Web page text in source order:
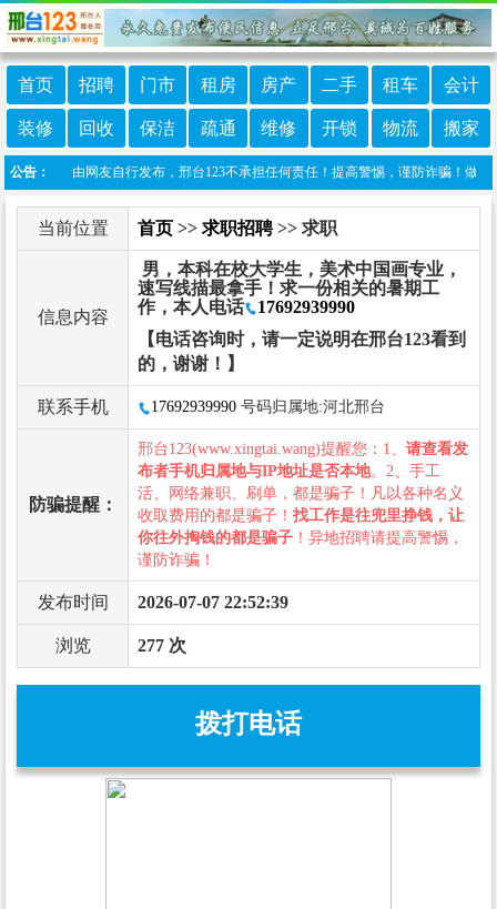
首页 招聘 门市 租房 房产 二手 租车 会计
装修 回收 保洁 疏通 维修 开锁 物流 搬家
公告：
栏目信息由网友自行发布，邢台123不承担任何责任！提高警惕，谨防诈骗！做推
当前位置 首页 >> 求职招聘>> 求职
信息内容
男，本科在校大学生，美术中国画专业，
速写线描最拿手！求一份相关的暑期工
作，本人电话
17692939990
【电话咨询时，请一定说明在邢台123看到
的，谢谢！】
联系手机 17692939990 号码归属地:河北邢台
防骗提醒：
邢台123(www.xingtai.wang)提醒您：1、 请查看发
布者手机归属地与IP地址是否本地。2、手工
活、网络兼职、刷单，都是骗子！凡以各种名义
收取费用的都是骗子！ 找工作是往兜里挣钱，让
你往外掏钱的都是骗子 ！异地招聘请提高警惕，
谨防诈骗！
发布时间 2026-07-07 22:52:39
浏览 277 次
拨打电话